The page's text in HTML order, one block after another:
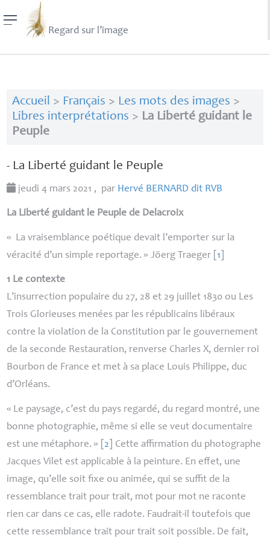
Regard sur l’image
Accueil > Français > Les mots des images >
Libres interprétations > La Liberté guidant le
Peuple
- La Liberté guidant le Peuple
jeudi 4 mars 2021 , par Hervé BERNARD dit RVB
La Liberté guidant le Peuple de Delacroix
« La vraisemblance poétique devait l’emporter sur la
véracité d’un simple reportage. » Jöerg Traeger [1
1 Le contexte
L’insurrection populaire du 27, 28 et 29 juillet 1830 ou Les
Trois Glorieuses menées par les républicains libéraux
contre la violation de la Constitution par le gouvernement
de la seconde Restauration, renverse Charles X, dernier roi
Bourbon de France et met à sa place Louis Philippe, duc
d’Orléans.
« Le paysage, c’est du pays regardé, du regard montré, une
bonne photographie, même si elle se veut documentaire
est une métaphore. » 2
Cette affirmation du photographe
Jacques Vilet est applicable à la peinture. En effet, une
image, qu’elle soit fixe ou animée, qui se suffit de la
ressemblance trait pour trait, mot pour mot ne raconte
rien car dans ce cas, elle radote. Faudrait-il toutefois que
cette ressemblance trait pour trait soit possible. De fait,